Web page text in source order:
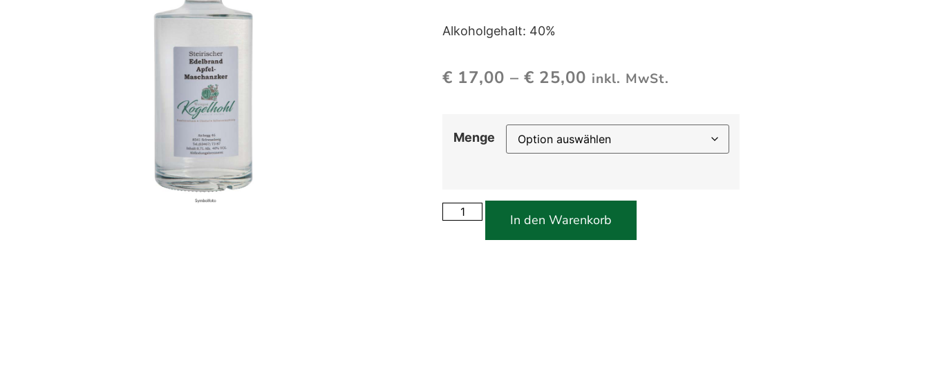
Alkoholgehalt: 40%
€ 17,00 –€ 25,00 inkl. MwSt.
Menge
In den Warenkorb